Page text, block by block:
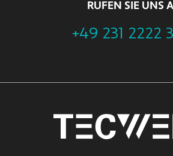
RUFEN SIE UNS
+49 231 2222